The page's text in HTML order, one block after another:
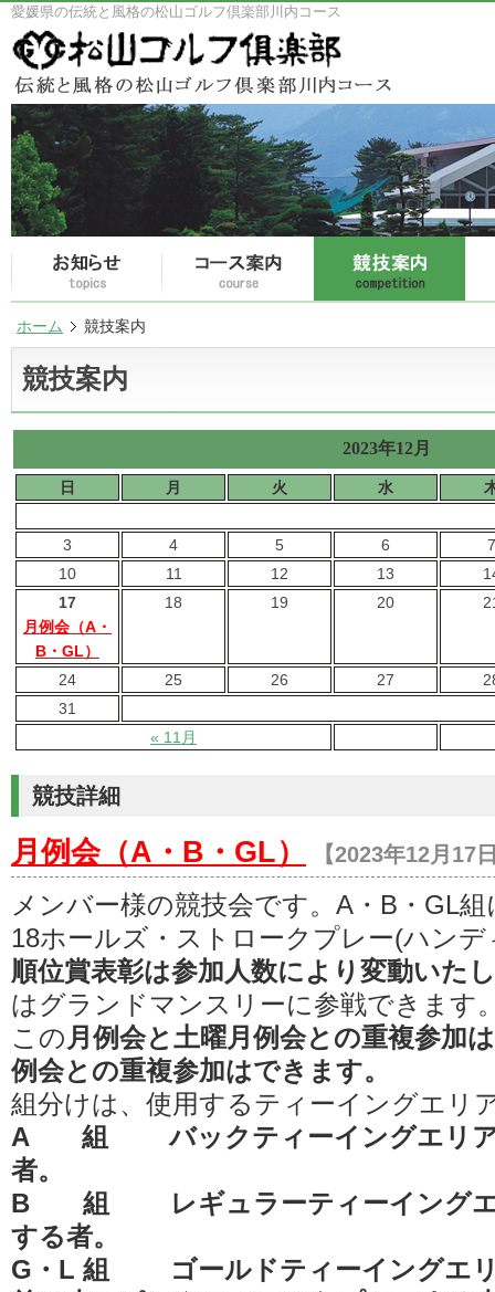
愛媛県の伝統と風格の松山ゴルフ倶楽部川内コース
ホーム 競技案内
競技案内
2023年12月
日 月 火 水
3 4 5 6
7
10
11 12 13
17
月例会（A・
B・GL）
18 19 20
24 25 26 27
31
« 11月
競技詳細
月例会（A・B・GL） 【2023年12月17
メンバー様の競技会です。A・B・GL
18ホールズ・ストロークプレー(ハンデ
順位賞表彰は参加人数により変動いた
はグランドマンスリーに参戦できます
この 月例会と土曜月例会との重複参加
例会との重複参加はできます。
組分けは、使用するティーイングエリ
A 組 バックティーイングエリア(
者。
B 組 レギュラーティーイングエ
する者。
G・L 組 ゴールドティーイングエリ